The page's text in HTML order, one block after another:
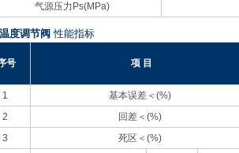
气源压力Ps(MPa)
度调节阀性能指标
号 项 目
1
基本误差＜(%)
2
回差＜(%)
3
死区＜(%)